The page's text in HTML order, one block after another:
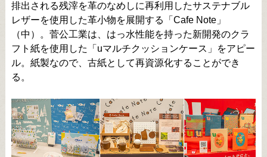
排出される残滓を革のなめしに再利用したサステナブル
レザーを使用した革小物を展開する「Cafe Note」
（中）。菅公工業は、はっ水性能を持った新開発のクラ
フト紙を使用した「uマルチクッションケース」をアピー
ル。紙製なので、古紙として再資源化することができ
る。